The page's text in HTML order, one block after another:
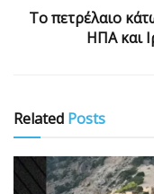
Το πετρέλαιο
ΗΠΑ και
Related Posts